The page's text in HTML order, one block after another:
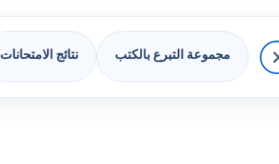
مجموعة التبرع بالكتب نتائج الامتحانات